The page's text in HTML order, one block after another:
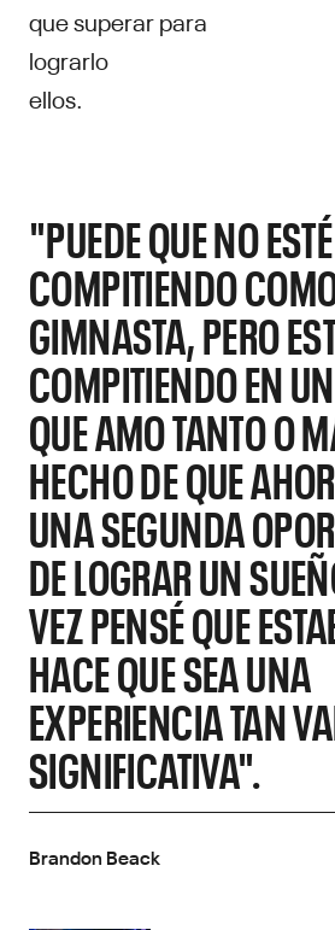
que superar para
lograrlo
ellos.
"PUEDE QUE NO ESTÉ
COMPITIENDO
GIMNASTA, PERO
COMPITIENDO EN
QUE AMO TANTO O
HECHO DE QUE
UNA SEGUNDA
DE LOGRAR UN
VEZ PENSÉ QUE
HACE QUE SEA UNA
EXPERIENCIA TAN
SIGNIFICATIVA".
Brandon Beack